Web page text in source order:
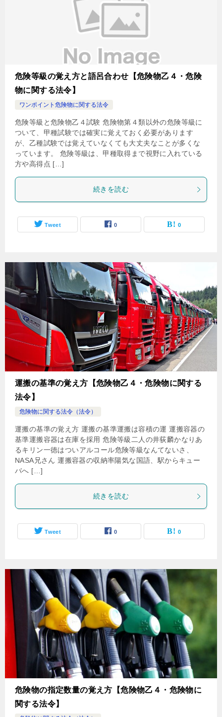
危険等級の覚え方と語呂合わせ【危険物乙４・危険
物に関する法令】
ワンポイント危険物に関する法令
危険等級と危険物乙４試験 危険物第４類以外の危険等級に
ついて、甲種試験では確実に覚えておく必要があります
が、乙種試験では覚えていなくても大丈夫なことが多くな
っています。 危険等級は、甲種取得まで視野に入れている
方や高得点 […]
続きを読む
Tweet 0 0
運搬の基準の覚え方【危険物乙４・危険物に関する
法令】
危険物に関する法令（法令）
運搬の基準の覚え方 運搬の基準運搬は容積の運 運搬容器の
基準運搬容器は在庫を採用 危険等級二人の井荻麟かなりあ
るキリン一徳はついアルコール危険等級なんてないさ、
NASA兄さん 運搬容器の収納率陽気な国語、駅からキュー
バへ […]
続きを読む
Tweet 0 0
危険物の指定数量の覚え方【危険物乙４・危険物に
関する法令】